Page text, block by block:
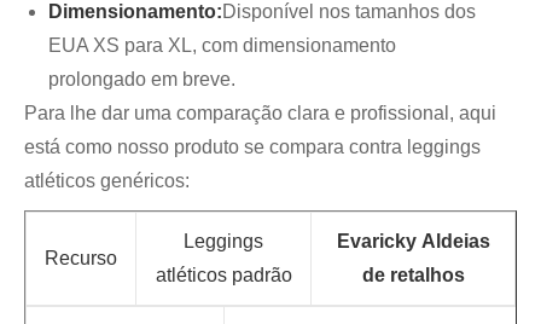
Dimensionamento:Disponível nos tamanhos dos
EUA XS para XL, com dimensionamento
prolongado em breve.
Para lhe dar uma comparação clara e profissional, aqui
está como nosso produto se compara contra leggings
atléticos genéricos:
Recurso
Leggings
atléticos padrão
Evaricky Aldeias
de retalhos